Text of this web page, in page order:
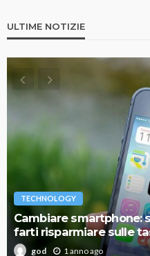
ULTIME NOTIZIE
TECHNOLOGY
Cambiare smartphone:
farti risparmiare sulle
god 1 anno ago